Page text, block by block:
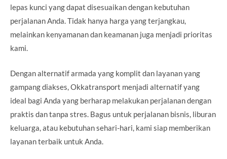
lepas kunci yang dapat disesuaikan dengan kebutuhan
perjalanan Anda. Tidak hanya harga yang terjangkau,
melainkan kenyamanan dan keamanan juga menjadi prioritas
kami.
Dengan alternatif armada yang komplit dan layanan yang
gampang diakses, Okkatransport menjadi alternatif yang
ideal bagi Anda yang berharap melakukan perjalanan dengan
praktis dan tanpa stres. Bagus untuk perjalanan bisnis, liburan
keluarga, atau kebutuhan sehari-hari, kami siap memberikan
layanan terbaik untuk Anda.